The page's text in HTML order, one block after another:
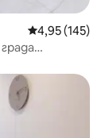
Средна
4,95 (145)